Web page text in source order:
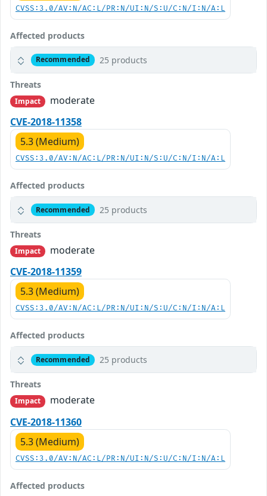
CVSS:3.0/AV:N/AC:L/PR:N/UI:N/S:U/C:N/I:N/A:L
Affected products
Recommended 25 products
Threats
Impact
moderate
CVE-2018-11358
5.3 (Medium)
CVSS:3.0/AV:N/AC:L/PR:N/UI:N/S:U/C:N/I:N/A:L
Affected products
Recommended 25 products
Threats
Impact
moderate
CVE-2018-11359
5.3 (Medium)
CVSS:3.0/AV:N/AC:L/PR:N/UI:N/S:U/C:N/I:N/A:L
Affected products
Recommended 25 products
Threats
Impact
moderate
CVE-2018-11360
5.3 (Medium)
CVSS:3.0/AV:N/AC:L/PR:N/UI:N/S:U/C:N/I:N/A:L
Affected products